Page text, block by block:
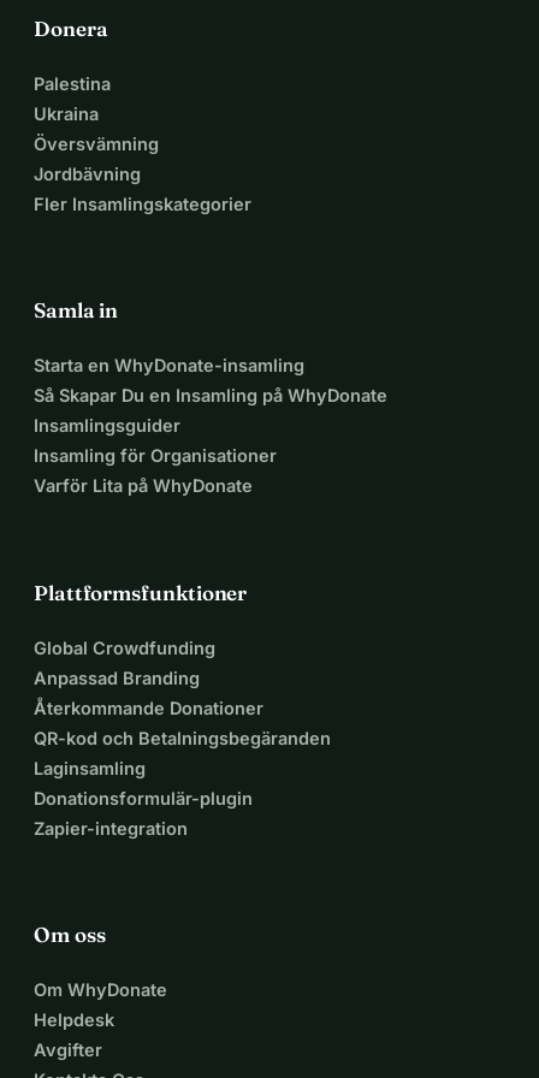
med funktionsnedsättning i de länder där vi arbetar att få
Donera
Palestina
Ukraina
Översvämning
Jordbävning
Fler Insamlingskategorier
Samla in
Starta en WhyDonate-insamling
Så Skapar Du en Insamling på WhyDonate
Insamlingsguider
Insamling för Organisationer
Varför Lita på WhyDonate
Plattformsfunktioner
Global Crowdfunding
Anpassad Branding
Återkommande Donationer
QR-kod och Betalningsbegäranden
Laginsamling
Donationsformulär-plugin
Zapier-integration
Om oss
Om WhyDonate
Helpdesk
Avgifter